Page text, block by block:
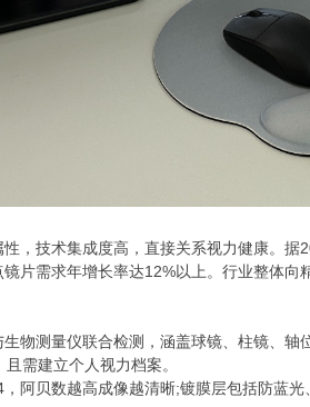
技术集成度高，直接关系视力健康。据
片需求年增长率达12%以上。行业整体
测量仪联合检测，涵盖球镜、柱镜、轴
需建立个人视力档案。
贝数越高成像越清晰;镀膜层包括防蓝光